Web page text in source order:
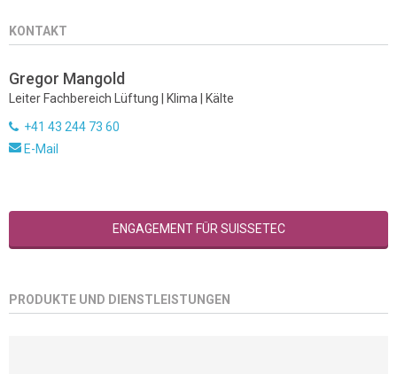
KONTAKT
Gregor Mangold
Leiter Fachbereich Lüftung | Klima | Kälte
+41 43 244 73 60
E-Mail
ENGAGEMENT FÜR SUISSETEC
PRODUKTE UND DIENSTLEISTUNGEN